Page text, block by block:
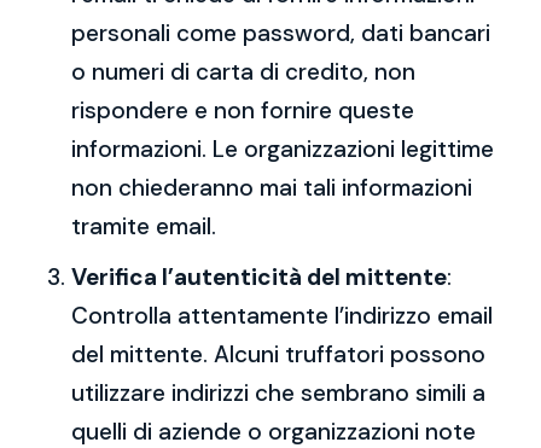
personali come password, dati bancari
o numeri di carta di credito, non
rispondere e non fornire queste
informazioni. Le organizzazioni legittime
non chiederanno mai tali informazioni
tramite email.
Verifica l’autenticità del mittente:
Controlla attentamente l’indirizzo email
del mittente. Alcuni truffatori possono
utilizzare indirizzi che sembrano simili a
quelli di aziende o organizzazioni note